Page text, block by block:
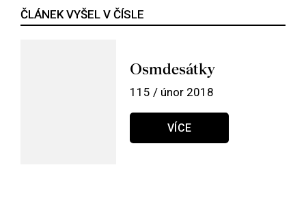
ČLÁNEK VYŠEL V ČÍSLE
Osmdesátky
115 / únor 2018
VÍCE